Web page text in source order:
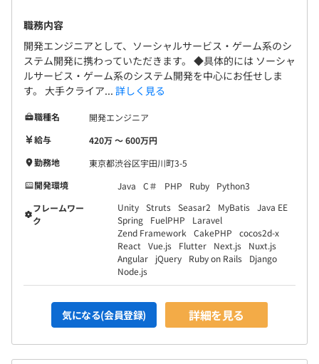
昇給あり：年1回
各種社会保険完備
（雇用保険・労災保険・健康保険・厚生年金保険）
無期雇用
入社より6ヶ月：労働条件に変化なし
職務内容
開発エンジニアとして、ソーシャルサービス・ゲーム系のシ
ステム開発に携わっていただきます。 ◆具体的には ソーシャ
ルサービス・ゲーム系のシステム開発を中心にお任せしま
す。 大手クライア... 詳しく見る
職種名
開発エンジニア
給与
420万 〜 600万円
勤務地
東京都渋谷区宇田川町3-5
開発環境
Java C＃ PHP Ruby
Python3
フレームワー
ク
Unity Struts Seasar2 MyBatis Java EE
Spring
FuelPHP
Laravel
Zend Framework
CakePHP
cocos2d-x
React
Vue.js Flutter Next.js
Nuxt.js
Angular
jQuery Ruby on Rails
Django
Node.js
気になる(会員登録) 詳細を見る